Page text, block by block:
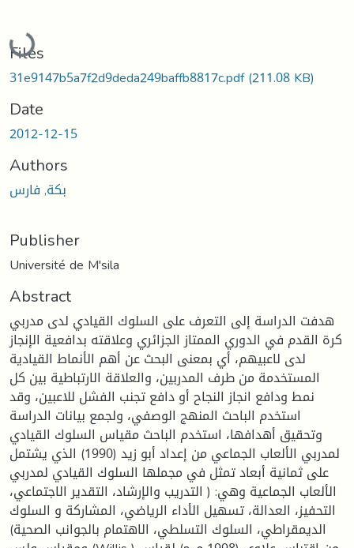
Loading...
Files
31e9147b5a7f2d9deda249baffb8817c.pdf(211.08 KB)
Date
2012-12-15
Authors
بكة, فارس
Publisher
Université de M'sila
Abstract
هدفت الدراسة إلى التعرف على السلوك القيادي لدى مدربي
كرة القدم في الدوري الممتاز الجزائري وعلاقته بدافعية الإنجاز
لدى لاعبيهم، أي بمعنى البحث عن أهم الأنماط القيادية
المستخدمة من طرف المدربين، والعلاقة الارتباطية بين كل
نمط ودافع انجاز النجاح أو دافع تجنب الفشل للاعبين، وقد
استخدم الباحث المنهج الوصفي، ولجمع بيانات الدراسة
وتحقيق أهدافها، استخدم الباحث مقياس السلوك القيادي
لمدربي الألعاب الجماعي من إعداد أبو زيد (1990) الذي يشتمل
على ثمانية أبعاد تمثل في مجملها السلوك القيادي لمدربي
الألعاب الجماعية وهي: ( التدريب والإرشاد، التقدير الاجتماعي،
التحفيز، العدالة، تسهيل الأداء الرياضي، المشاركة و السلوك
الديمقراطي، السلوك التسلطي، الاهتمام بالجوانب الصحية)